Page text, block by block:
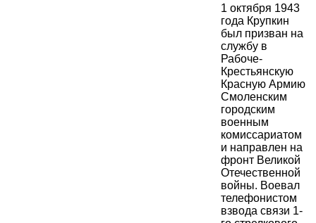
1 октября 1943
года Крупкин
был призван на
службу в
Рабоче-
Крестьянскую
Красную Армию
Смоленским
городским
военным
комиссариатом
и направлен на
фронт Великой
Отечественной
войны. Воевал
телефонистом
взвода связи 1-